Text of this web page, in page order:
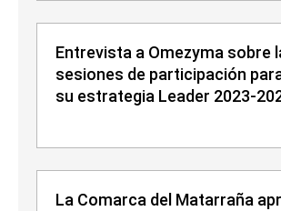
Entrevista a Omezyma sobre
sesiones de participación
su estrategia Leader 2023-
La Comarca del Matarraña